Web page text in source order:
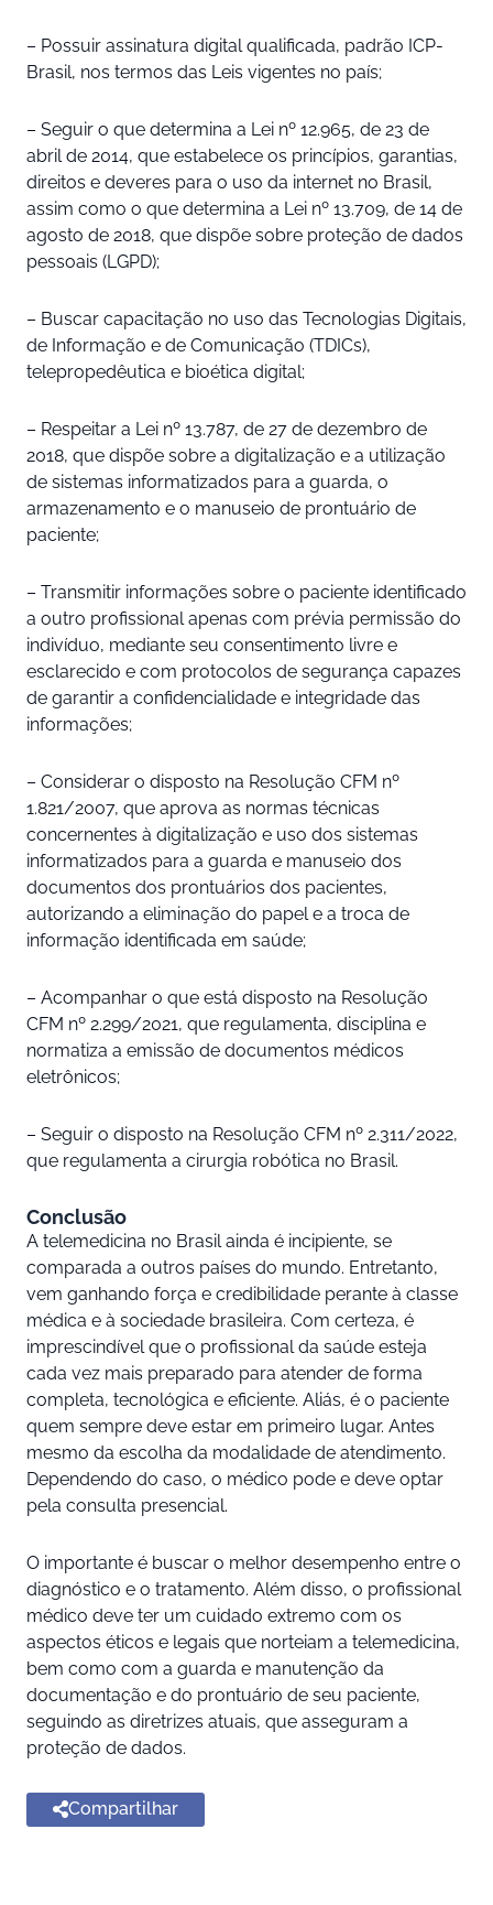
– Possuir assinatura digital qualificada, padrão ICP-
Brasil, nos termos das Leis vigentes no país;
– Seguir o que determina a Lei nº 12.965, de 23 de
abril de 2014, que estabelece os princípios, garantias,
direitos e deveres para o uso da internet no Brasil,
assim como o que determina a Lei nº 13.709, de 14 de
agosto de 2018, que dispõe sobre proteção de dados
pessoais (LGPD);
– Buscar capacitação no uso das Tecnologias Digitais,
de Informação e de Comunicação (TDICs),
telepropedêutica e bioética digital;
– Respeitar a Lei nº 13.787, de 27 de dezembro de
2018, que dispõe sobre a digitalização e a utilização
de sistemas informatizados para a guarda, o
armazenamento e o manuseio de prontuário de
paciente;
– Transmitir informações sobre o paciente identificado
a outro profissional apenas com prévia permissão do
indivíduo, mediante seu consentimento livre e
esclarecido e com protocolos de segurança capazes
de garantir a confidencialidade e integridade das
informações;
– Considerar o disposto na Resolução CFM nº
1.821/2007, que aprova as normas técnicas
concernentes à digitalização e uso dos sistemas
informatizados para a guarda e manuseio dos
documentos dos prontuários dos pacientes,
autorizando a eliminação do papel e a troca de
informação identificada em saúde;
– Acompanhar o que está disposto na Resolução
CFM nº 2.299/2021, que regulamenta, disciplina e
normatiza a emissão de documentos médicos
eletrônicos;
– Seguir o disposto na Resolução CFM nº 2.311/2022,
que regulamenta a cirurgia robótica no Brasil.
Conclusão
A telemedicina no Brasil ainda é incipiente, se
comparada a outros países do mundo. Entretanto,
vem ganhando força e credibilidade perante à classe
médica e à sociedade brasileira. Com certeza, é
imprescindível que o profissional da saúde esteja
cada vez mais preparado para atender de forma
completa, tecnológica e eficiente. Aliás, é o paciente
quem sempre deve estar em primeiro lugar. Antes
mesmo da escolha da modalidade de atendimento.
Dependendo do caso, o médico pode e deve optar
pela consulta presencial.
O importante é buscar o melhor desempenho entre o
diagnóstico e o tratamento. Além disso, o profissional
médico deve ter um cuidado extremo com os
aspectos éticos e legais que norteiam a telemedicina,
bem como com a guarda e manutenção da
documentação e do prontuário de seu paciente,
seguindo as diretrizes atuais, que asseguram a
proteção de dados.
Compartilhar